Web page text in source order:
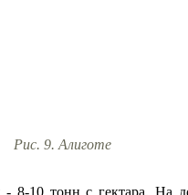
Рис. 9. Алиготе
8-10 тонн с гектара. На